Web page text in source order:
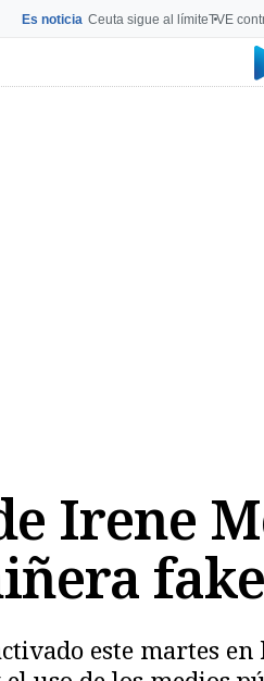
Es noticia Ceuta sigue al límiteTVE
Irene
este martes
Copiar